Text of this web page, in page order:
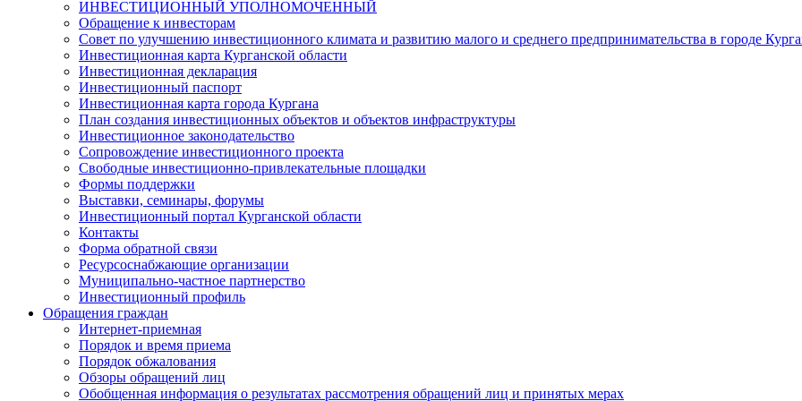
ИНВЕСТИЦИОННЫЙ УПОЛНОМОЧЕННЫЙ
Обращение к инвесторам
Совет по улучшению инвестиционного климата и развитию малого и среднего предпринимательства в городе
Инвестиционная карта Курганской области
Инвестиционная декларация
Инвестиционный паспорт
Инвестиционная карта города Кургана
План создания инвестиционных объектов и объектов инфраструктуры
Инвестиционное законодательство
Сопровождение инвестиционного проекта
Свободные инвестиционно-привлекательные площадки
Формы поддержки
Выставки, семинары, форумы
Инвестиционный портал Курганской области
Контакты
Форма обратной связи
Ресурсоснабжающие организации
Муниципально-частное партнерство
Инвестиционный профиль
Обращения граждан
Интернет-приемная
Порядок и время приема
Порядок обжалования
Обзоры обращений лиц
Обобщенная информация о результатах рассмотрения обращений лиц и принятых мерах